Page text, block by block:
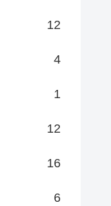
12
4
1
12
16
6